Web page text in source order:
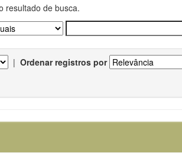
resultado de busca.
| Ordenar registros por